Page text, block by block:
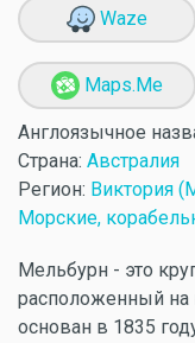
Waze
Maps.Me
Англоязычное
Страна: Австралия
Регион: Виктория
Морские,
Мельбурн - это
расположенный на
основан в 1835